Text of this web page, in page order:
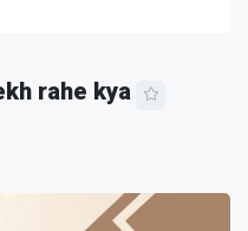
rahe kya